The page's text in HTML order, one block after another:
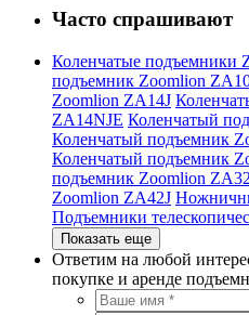
Часто спрашивают
Коленчатые подъемники
подъемник Zoomlion
Zoomlion ZA14J
ZA14NJE Коленчатый
Коленчатый подъемник
Коленчатый подъемник
подъемник Zoomlion
Zoomlion ZA42J
Подъемники
Показать еще
Ответим на любой
покупке и аренде